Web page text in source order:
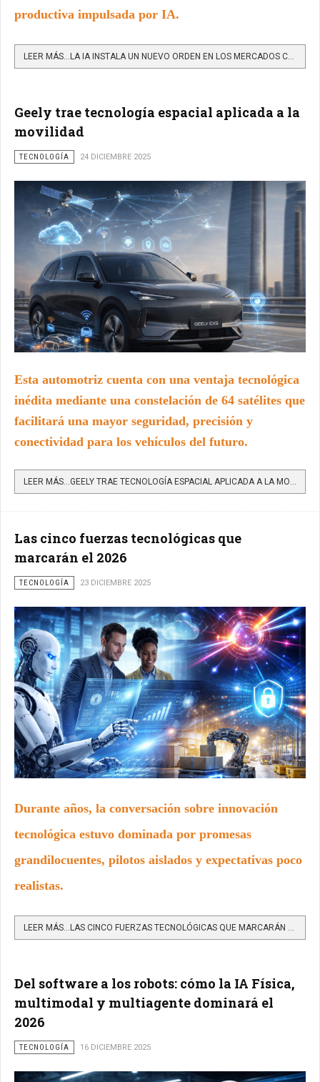
productiva impulsada por IA.
LEER MÁS…LA IA INSTALA UN NUEVO ORDEN EN LOS MERCADOS COLOMBIANOS
Geely trae tecnología espacial aplicada a la
movilidad
TECNOLOGÍA 24 DICIEMBRE 2025
Esta automotriz cuenta con una ventaja tecnológica
inédita mediante una constelación de 64 satélites que
facilitará una mayor seguridad, precisión y
conectividad para los vehículos del futuro.
LEER MÁS…GEELY TRAE TECNOLOGÍA ESPACIAL APLICADA A LA MOVILIDAD
Las cinco fuerzas tecnológicas que
marcarán el 2026
TECNOLOGÍA 23 DICIEMBRE 2025
Durante años, la conversación sobre innovación
tecnológica estuvo dominada por promesas
grandilocuentes, pilotos aislados y expectativas poco
realistas.
LEER MÁS…LAS CINCO FUERZAS TECNOLÓGICAS QUE MARCARÁN EL 2026
Del software a los robots: cómo la IA Física,
multimodal y multiagente dominará el
2026
TECNOLOGÍA 16 DICIEMBRE 2025